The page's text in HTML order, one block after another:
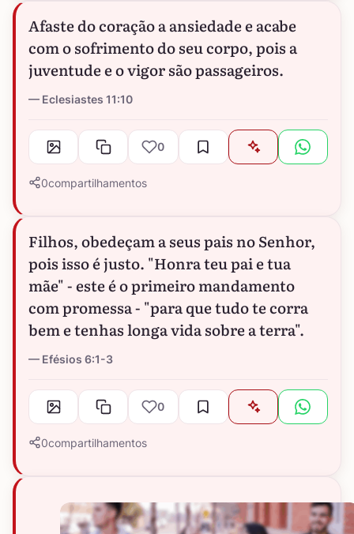
Afaste do coração a ansiedade e acabe
com o sofrimento do seu corpo, pois a
juventude e o vigor são passageiros.
Eclesiastes 11:10
0
0compartilhamentos
Filhos, obedeçam a seus pais no Senhor,
pois isso é justo. "Honra teu pai e tua
mãe" - este é o primeiro mandamento
com promessa - "para que tudo te corra
bem e tenhas longa vida sobre a terra".
Efésios 6:1-3
0
0compartilhamentos